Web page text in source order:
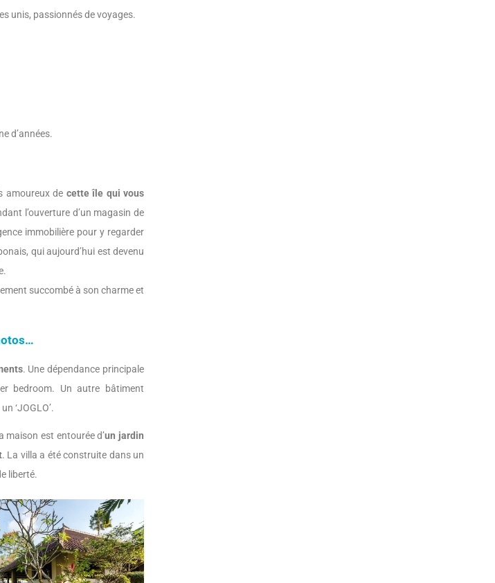
unis, passionnés de voyages.
d’années.
amoureux de cette île qui vous
l’ouverture d’un magasin de
immobilière pour y regarder
qui aujourd’hui est devenu
succombé à son charme et
. Une dépendance principale
bedroom. Un autre bâtiment
‘JOGLO’.
maison est entourée d’un jardin
. La villa a été construite dans un
liberté.